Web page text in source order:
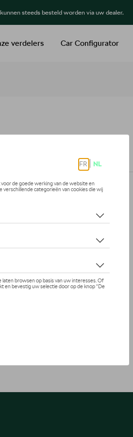
steeds besteld worden via uw dealer.
Car Configurator
verdelers